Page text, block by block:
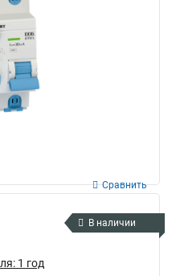
Сравнить
В наличии
1 год